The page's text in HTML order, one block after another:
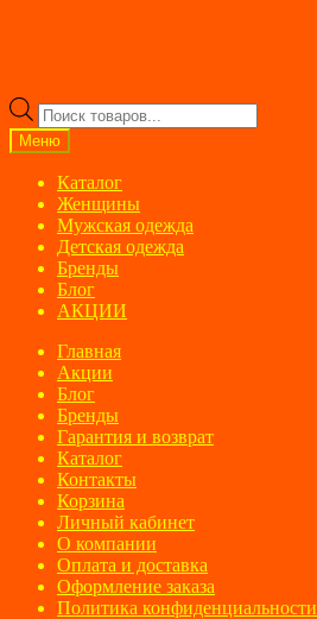
Поиск
товаров
Меню
Каталог
Женщины
Мужская одежда
Детская одежда
Бренды
Блог
АКЦИИ
Главная
Акции
Блог
Бренды
Гарантия и возврат
Каталог
Контакты
Корзина
Личный кабинет
О компании
Оплата и доставка
Оформление заказа
Политика конфиденциальности